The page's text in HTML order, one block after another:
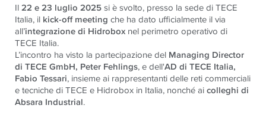
Il22 e 23 luglio 2025si è svolto, presso la sede di TECE
Italia, il kick-off meeting che ha dato ufficialmente il via
all’integrazione di Hidrobox nel perimetro operativo di
TECE Italia.
L’incontro ha visto la partecipazione del Managing Director
di TECE GmbH, Peter Fehlings, e dell'AD di TECE Italia,
Fabio Tessari, insieme ai rappresentanti delle reti commerciali
e tecniche di TECE e Hidrobox in Italia, nonché aicolleghi di
Absara Industrial.